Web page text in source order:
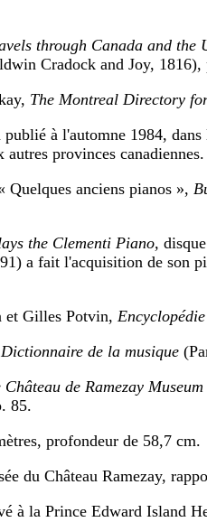
through Canada and the
Cradock and Joy, 1816),
The Montreal Directory
à l'automne 1984,
autres provinces canadiennes.
anciens pianos »,
the Clementi Piano,
a fait l'acquisition de son
Gilles Potvin,
Dictionnaire de la musique
Château de Ramezay
85.
profondeur de 58,7 cm.
du Château Ramezay,
à la Prince Edward Island